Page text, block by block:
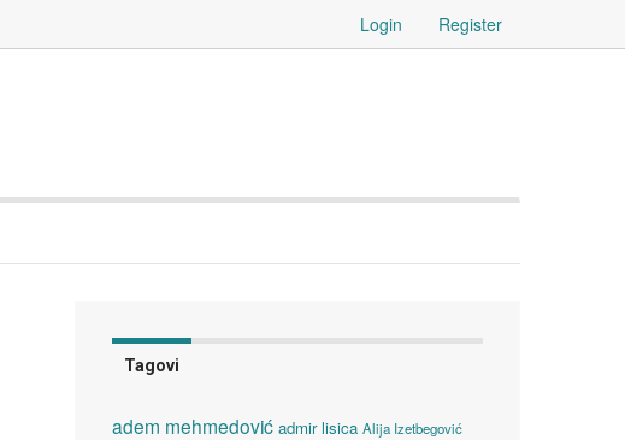
Login Register
Tagovi
adem mehmedović admir lisica Alija Izetbegović